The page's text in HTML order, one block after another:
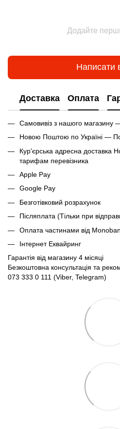
Додайте
Написати
Доставка Оплата
Самовивіз з нашого магазину
Новою Поштою по Україні —
Кур'єрська адресна
тарифам перевізника
Apple Pay
Google Pay
Безготівковий розрахунок
Післяплата (Тільки при
Оплата частинами від
Інтернет Еквайринг
Гарантія від магазину 4 місяці
Безкоштовна консультація та
073 333 0 111 (Viber, Telegram)